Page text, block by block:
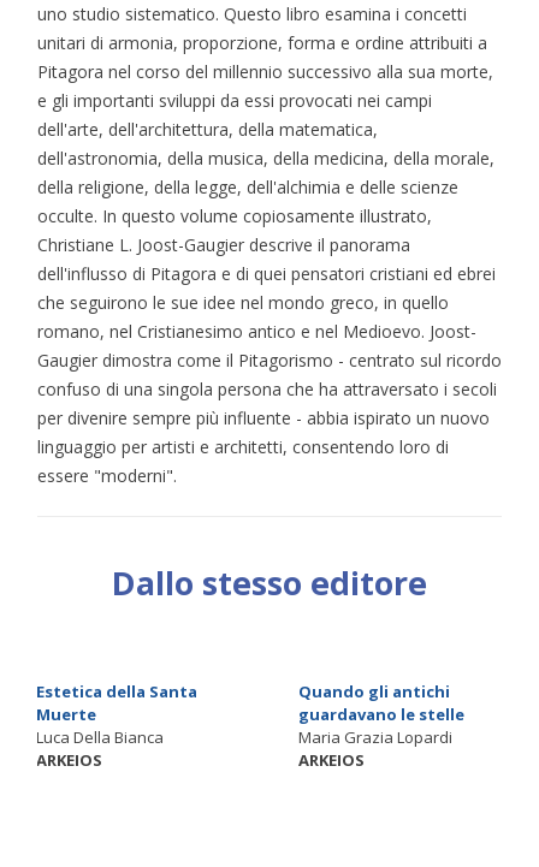
uno studio sistematico. Questo libro esamina i concetti
unitari di armonia, proporzione, forma e ordine attribuiti a
Pitagora nel corso del millennio successivo alla sua morte,
e gli importanti sviluppi da essi provocati nei campi
dell'arte, dell'architettura, della matematica,
dell'astronomia, della musica, della medicina, della morale,
della religione, della legge, dell'alchimia e delle scienze
occulte. In questo volume copiosamente illustrato,
Christiane L. Joost-Gaugier descrive il panorama
dell'influsso di Pitagora e di quei pensatori cristiani ed ebrei
che seguirono le sue idee nel mondo greco, in quello
romano, nel Cristianesimo antico e nel Medioevo. Joost-
Gaugier dimostra come il Pitagorismo - centrato sul ricordo
confuso di una singola persona che ha attraversato i secoli
per divenire sempre più influente - abbia ispirato un nuovo
linguaggio per artisti e architetti, consentendo loro di
essere "moderni".
Dallo stesso editore
Estetica della Santa
Muerte
Luca Della Bianca
ARKEIOS
Quando gli antichi
guardavano le stelle
Maria Grazia Lopardi
ARKEIOS